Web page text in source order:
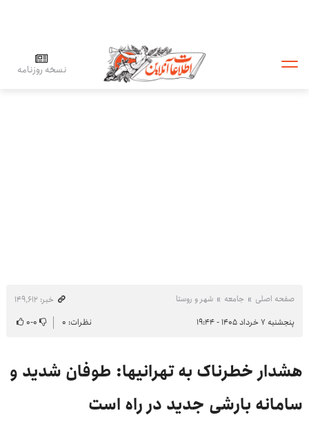
نسخه روزنامه
صفحه اصلی جامعه شهر و روستا
خبر: ۱۴۹٬۶۱۲
پنجشنبه ۷ خرداد ۱۴۰۵ - ۱۹:۴۴
نظرات: ۰ ۰-۰
هشدار خطرناک به تهرانی‎ها: طوفان شدید و
سامانه بارشی جدید در راه است